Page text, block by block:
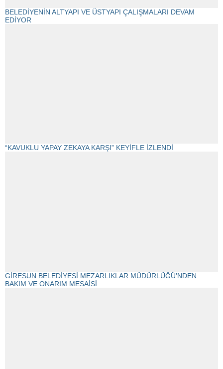
BELEDİYENİN ALTYAPI VE ÜSTYAPI ÇALIŞMALARI DEVAM
EDİYOR
“KAVUKLU YAPAY ZEKAYA KARŞI” KEYİFLE İZLENDİ
GİRESUN BELEDİYESİ MEZARLIKLAR MÜDÜRLÜĞÜ’NDEN
BAKIM VE ONARIM MESAİSİ